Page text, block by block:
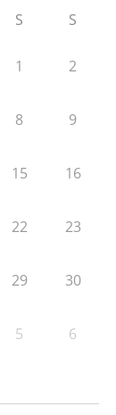
S S
1 2
8 9
15 16
22 23
29 30
5 6